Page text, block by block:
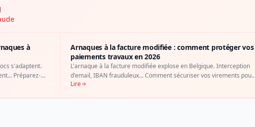
à
s'adaptent.
Préparez-
Arnaques à la facture modifiée : comment protéger vos
paiements travaux en 2026
L'arnaque à la facture modifiée explose en Belgique. Interception
d'email, IBAN frauduleux... Comment sécuriser vos virements pour
vos travaux de rénovation.
Lire